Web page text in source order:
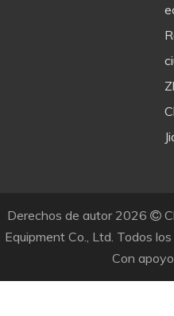
Derechos de autor 2026 
Equipment Co., Ltd. Todos
Con